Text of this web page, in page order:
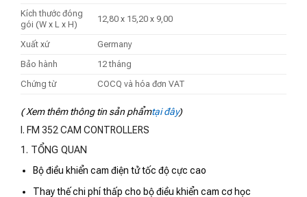
Kích thước đóng
gói (W x L x H)
12,80 x 15,20 x 9,00
Xuất xứ
Germany
Bảo hành
12 tháng
Chứng từ
COCQ và hóa đơn VAT
( Xem thêm thông tin sản phẩmtại đây)
I. FM 352 CAM CONTROLLERS
1. TỔNG QUAN
Bộ điều khiển cam điện tử tốc độ cực cao
Thay thế chi phí thấp cho bộ điều khiển cam cơ học